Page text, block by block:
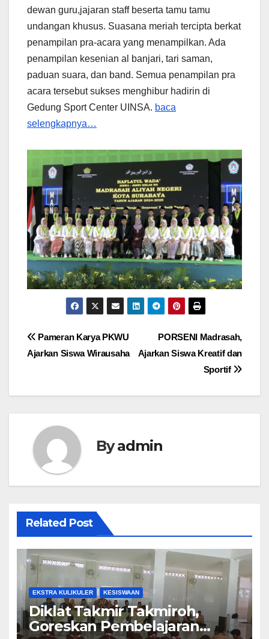
dewan guru,jajaran staff beserta tamu tamu
undangan khusus. Suasana meriah tercipta berkat
penampilan pra-acara yang menampilkan. Ada
penampilan kesenian al banjari, tari saman,
paduan suara, dan band. Semua penampilan pra
acara tersebut sukses menghibur hadirin di
Gedung Sport Center UINSA. baca
selengkapnya…
Post
navigation
PORSENI Madrasah,
Ajarkan Siswa Kreatif dan
Sportif
Pameran Karya PKWU
Ajarkan Siswa Wirausaha
Byadmin
Related Post
EKSTRA KULIKULER KESISWAAN
Diklat Takmir Takmiroh,
Goreskan Pembelajaran